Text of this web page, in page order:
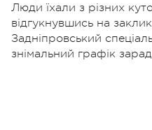
Люди їхали з різних
відгукнувшись на
Задніпровський
знімальний графік